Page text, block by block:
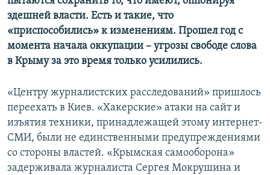
здешней власти. Есть и такие, что
«приспособились» к изменениям. Прошел год с
момента начала оккупации – угрозы свободе слова
в Крыму за это время только усилились.
«Центру журналистских расследований» пришлось
переехать в Киев. «Хакерские» атаки на сайт и
изъятия техники, принадлежащей этому интернет-
СМИ, были не единственными предупреждениями
со стороны властей. «Крымская самооборона»
задерживала журналиста Сергея Мокрушина и